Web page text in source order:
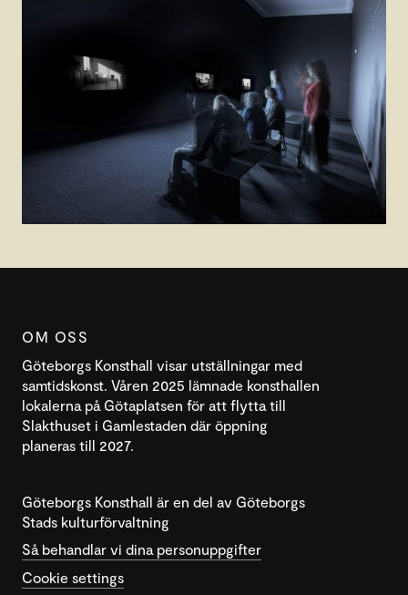
OM OSS
Göteborgs Konsthall visar utställningar med
samtidskonst. Våren 2025 lämnade konsthallen
lokalerna på Götaplatsen för att flytta till
Slakthuset i Gamlestaden där öppning
planeras till 2027.
Göteborgs Konsthall är en del av Göteborgs
Stads kulturförvaltning
Så behandlar vi dina personuppgifter
Cookie settings